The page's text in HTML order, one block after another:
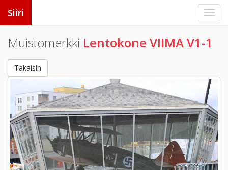
Siiri
Muistomerkki Lentokone VIIMA V1-1
Takaisin